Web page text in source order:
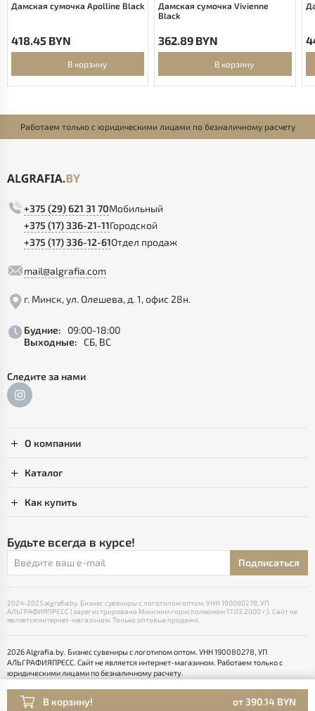
В корзину! от 390.14 BYN
Дамская сумочка Apolline Black
418.45 BYN
В корзину
Дамская сумочка Vivienne
Black
362.89 BYN
В корзину
Работаем только с юридическими лицами по безналичному расчету
+375 (29) 621 31 70Мобильный
+375 (17) 336-21-11Городской
+375 (17) 336-12-61Отдел продаж
mail@algrafia.com
г. Минск, ул. Олешева, д. 1, офис 28н.
Будние:
09:00-18:00
Выходные: СБ, ВС
Следите за нами
О компании
Каталог
Как купить
Будьте всегда в курсе!
Подписаться
2024-2025 algrafia.by. Бизнес сувениры с логотипом оптом. УНН 190080278, УП
АЛЬГРАФИЯПРЕСС (зарегистрировано Минским горисполкомом 17.03.2000 г.). Сайт не
является интернет-магазином. Только оптовые продажи.
2026 Algrafia.by. Бизнес сувениры с логотипом оптом. УНН 190080278, УП
АЛЬГРАФИЯПРЕСС. Сайт не является интернет-магазином. Работаем только с
юридическими лицами по безналичному расчету.